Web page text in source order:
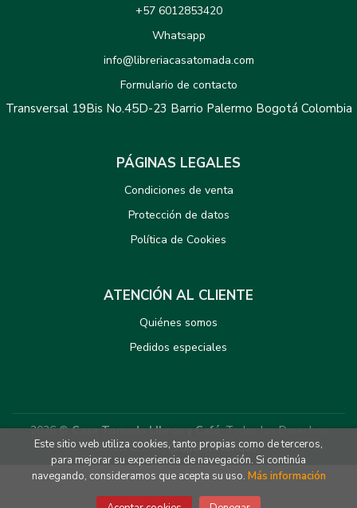
+57 6012853420
Whatsapp
info@libreriacasatomada.com
Formulario de contacto
Transversal 19Bis No.45D-23 Barrio Palermo Bogotá Colombia
PÁGINAS LEGALES
Condiciones de venta
Protección de datos
Política de Cookies
ATENCIÓN AL CLIENTE
Quiénes somos
Pedidos especiales
2026 ©Casa Tomada LIbros y Café. Todos los Derechos
Reservados |Grupo Trevenque
Este sitio web utiliza cookies, tanto propias como de terceros,
para mejorar su experiencia de navegación. Si continúa
navegando, consideramos que acepta su uso. Más información